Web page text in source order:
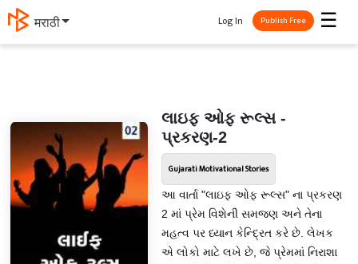
मराठी ☰
Log In Publish Free
લાઇફ ઓફ રૂલ્સ -
પ્રકરણ-2
Gujarati Motivational Stories
આ વાર્તા "લાઇફ ઓફ રૂલ્સ" ના પ્રકરણ
2 માં પ્રેમ વિશેની સમજણ અને તેના
મહત્વ પર ધ્યાન કેન્દ્રિત કરે છે. લેખક
એ લોકો માટે લખે છે, જે પ્રેમમાં નિરાશા